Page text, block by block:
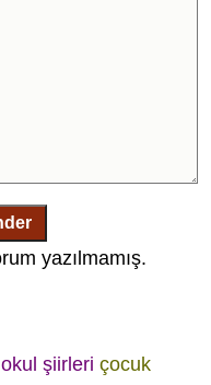
yazılmamış.
okul şiirleri çocuk